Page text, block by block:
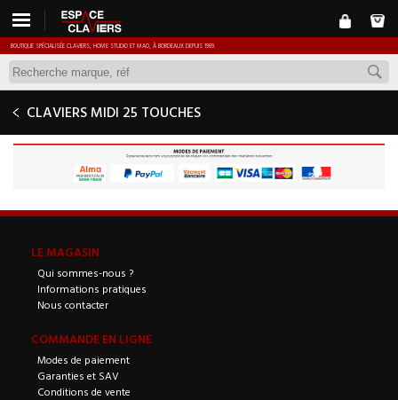
BOUTIQUE SPÉCIALISÉE CLAVIERS, HOME STUDIO ET MAO, À BORDEAUX DEPUIS 1989.
CLAVIERS MIDI 25 TOUCHES
LE MAGASIN
Qui sommes-nous ?
Informations pratiques
Nous contacter
COMMANDE EN LIGNE
Modes de paiement
Garanties et SAV
Conditions de vente